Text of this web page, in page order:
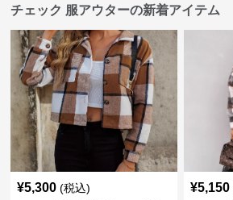
チェック 服アウターの新着アイテム
¥5,300 (税込) ¥5,150